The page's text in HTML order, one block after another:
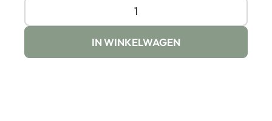
IN WINKELWAGEN